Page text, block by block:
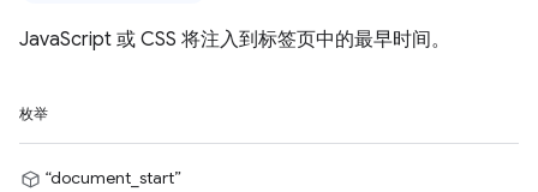
JavaScript 或 CSS 将注入到标签页中的最早时间。
枚举
“document_start”